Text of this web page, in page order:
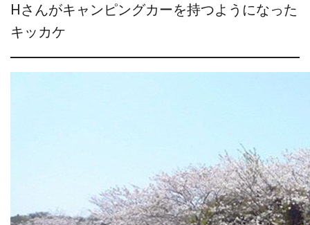
Hさんがキャンピングカーを持つようになった
キッカケ